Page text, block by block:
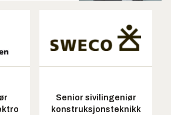
Senior sivilingeniør
konstruksjonsteknikk